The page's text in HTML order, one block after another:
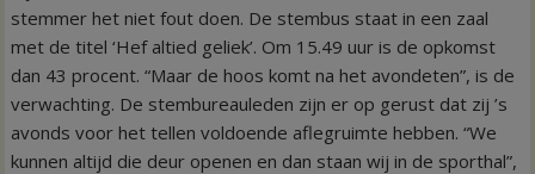
stemmer het niet fout doen. De stembus staat in een zaal
met de titel ‘Hef altied geliek’. Om 15.49 uur is de opkomst
dan 43 procent. “Maar de hoos komt na het avondeten”, is de
verwachting. De stembureauleden zijn er op gerust dat zij ’s
avonds voor het tellen voldoende aflegruimte hebben. “We
kunnen altijd die deur openen en dan staan wij in de sporthal”,